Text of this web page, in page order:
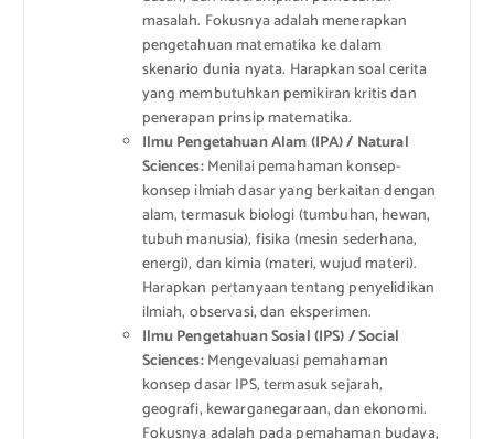
masalah. Fokusnya adalah menerapkan
pengetahuan matematika ke dalam
skenario dunia nyata. Harapkan soal cerita
yang membutuhkan pemikiran kritis dan
penerapan prinsip matematika.
Ilmu Pengetahuan Alam (IPA) / Natural
Sciences:Menilai pemahaman konsep-
konsep ilmiah dasar yang berkaitan dengan
alam, termasuk biologi (tumbuhan, hewan,
tubuh manusia), fisika (mesin sederhana,
energi), dan kimia (materi, wujud materi).
Harapkan pertanyaan tentang penyelidikan
ilmiah, observasi, dan eksperimen.
Ilmu Pengetahuan Sosial (IPS) / Social
Sciences:Mengevaluasi pemahaman
konsep dasar IPS, termasuk sejarah,
geografi, kewarganegaraan, dan ekonomi.